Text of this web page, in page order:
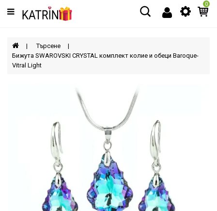
Категории
МЪЖЕ
ЖЕНИ
0
Търсене
Бижута SWAROVSKI CRYSTAL комплект колие и обеци Baroque-
Vitral Light